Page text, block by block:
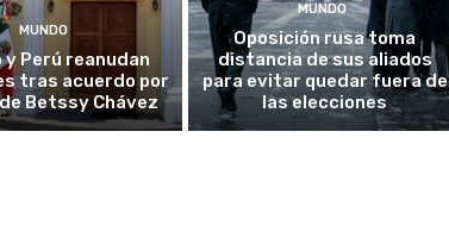
MUNDO
y Perú reanudan
tras acuerdo por
Betssy Chávez
MUNDO
Oposición rusa toma
distancia de sus aliados
para evitar quedar fuera de
las elecciones